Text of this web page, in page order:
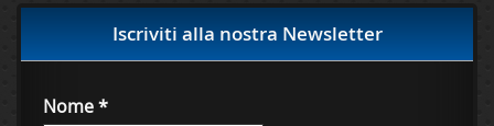
Iscriviti alla nostra Newsletter
Nome*